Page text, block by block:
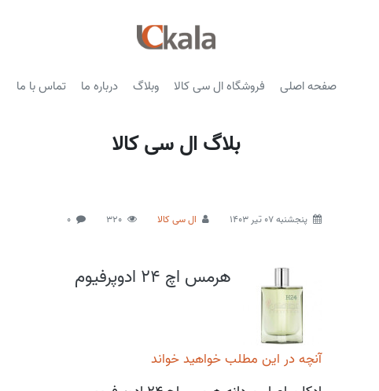
صفحه اصلی فروشگاه ال سی کالا وبلاگ درباره ما تماس با ما
بلاگ ال سی کالا
پنجشنبه 07 تیر 1403 ال سی کالا 320
0
هرمس اچ 24 ادوپرفیوم
آنچه در این مطلب خواهید خواند